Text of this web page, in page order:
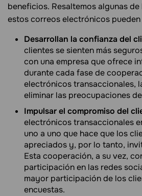
beneficios. Resaltemos algunas de
estos correos electrónicos
Desarrollan la confianza del
clientes se sienten más
con una empresa que ofrece
durante cada fase de
electrónicos transaccionales,
eliminar las preocupaciones
Impulsar el compromiso del
electrónicos transaccionales
uno a uno que hace que los
apreciados y, por lo tanto,
Esta cooperación, a su vez,
participación en las redes
mayor participación de los
encuestas.